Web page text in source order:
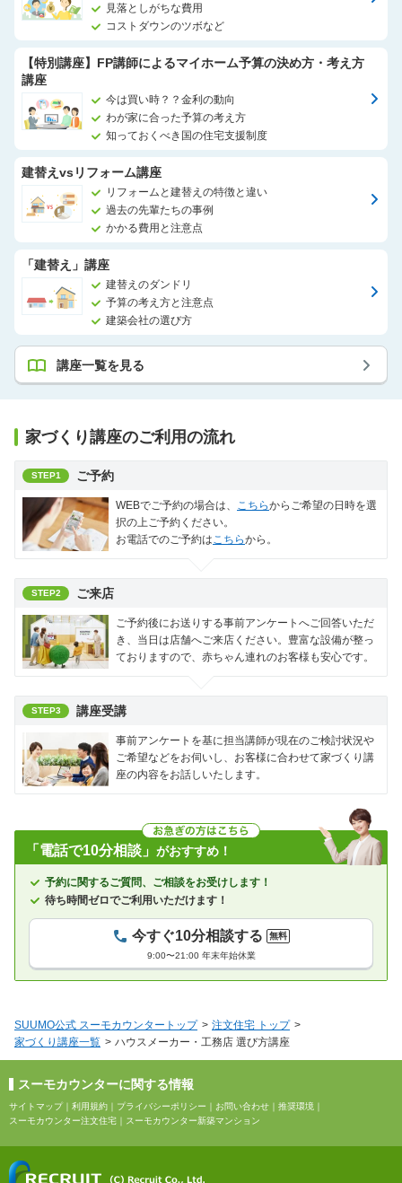
見落としがちな費用
コストダウンのツボなど
【特別講座】FP講師によるマイホーム予算の決め方・考え方
講座
今は買い時？？金利の動向
わが家に合った予算の考え方
知っておくべき国の住宅支援制度
建替えvsリフォーム講座
リフォームと建替えの特徴と違い
過去の先輩たちの事例
かかる費用と注意点
「建替え」講座
建替えのダンドリ
予算の考え方と注意点
建築会社の選び方
講座一覧を見る
家づくり講座のご利用の流れ
STEP1 ご予約
WEBでご予約の場合は、 こちらからご希望の日時を選
択の上ご予約ください。
お電話でのご予約はこちらから。
STEP2 ご来店
ご予約後にお送りする事前アンケートへご回答いただ
き、当日は店舗へご来店ください。豊富な設備が整っ
ておりますので、赤ちゃん連れのお客様も安心です。
STEP3 講座受講
事前アンケートを基に担当講師が現在のご検討状況や
ご希望などをお伺いし、お客様に合わせて家づくり講
座の内容をお話しいたします。
「電話で10分相談」 がおすすめ！
予約に関するご質問、ご相談をお受けします！
待ち時間ゼロでご利用いただけます！
今すぐ10分相談する
無料
9:00〜21:00 年末年始休業
SUUMO公式 スーモカウンタートップ
注文住宅 トップ
家づくり講座一覧
ハウスメーカー・工務店 選び方講座
スーモカウンターに関する情報
サイトマップ｜ 利用規約 ｜ プライバシーポリシー ｜ お問い合わせ ｜ 推奨環境 ｜
スーモカウンター注文住宅 ｜ スーモカウンター新築マンション